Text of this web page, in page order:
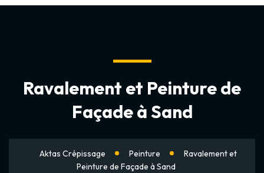
Ravalement et Peinture de
Façade à Sand
Aktas Crépissage Peinture
Ravalement et
Peinture de Façade à Sand